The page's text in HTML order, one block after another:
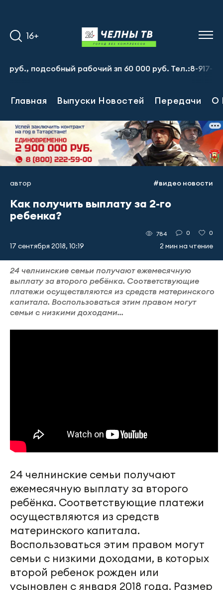
16+
подсобный рабочий зп 60 000 руб. Тел.:8-917-913-20-
Главная Выпуски Новостей Передачи О
автор #видео новости
Как получить выплату за 2-го
ребенка?
17 сентября 2018, 10:19
784 0 0
2 мин на чтение
24 челнинские семьи получают ежемесячную
выплату за второго ребёнка. Соответствующие
платежи осуществляются из средств материнского
капитала. Воспользоваться этим правом могут
семьи с низкими доходами...
24 челнинские семьи получают
ежемесячную выплату за второго
ребёнка. Соответствующие платежи
осуществляются из средств
материнского капитала.
Воспользоваться этим правом могут
семьи с низкими доходами, в которых
второй ребенок рожден или
усыновлен с января 2018 года. Размер